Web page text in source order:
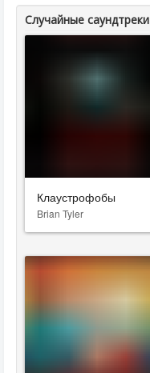
Случайные саундтреки
Клаустрофобы
Brian Tyler